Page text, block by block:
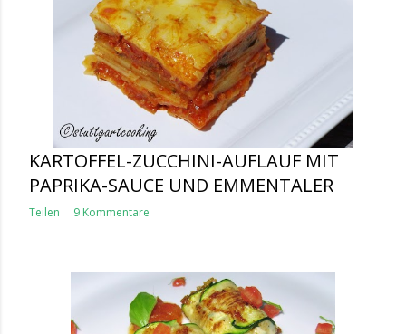
KARTOFFEL-ZUCCHINI-AUFLAUF MIT
PAPRIKA-SAUCE UND EMMENTALER
Teilen 9 Kommentare